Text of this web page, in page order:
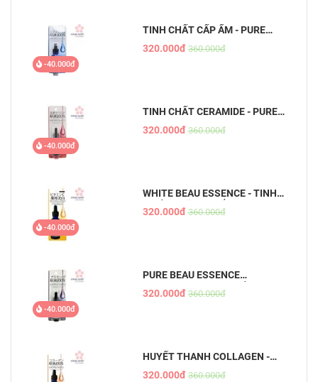
-40.000đ
TINH CHẤT CẤP ẨM - PURE
BEAU ESSENCE
320.000đ 360.000đ
-40.000đ
TINH CHẤT CERAMIDE - PURE
BEAU ESSENCE
320.000đ 360.000đ
-40.000đ
WHITE BEAU ESSENCE - TINH
CHẤT DƯỠNG TRẮNG DA MỜ
THÂM
320.000đ 360.000đ
-40.000đ
PURE BEAU ESSENCE
PLACENTA - TINH CHẤT NHAU
THAI
320.000đ 360.000đ
HUYẾT THANH COLLAGEN -
PURE BEAU ESSENCE
320.000đ 360.000đ